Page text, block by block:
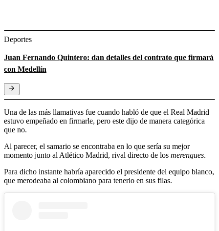
Deportes
Juan Fernando Quintero: dan detalles del contrato que firmará
con Medellín
Una de las más llamativas fue cuando habló de que el Real Madrid
estuvo empeñado en firmarle, pero este dijo de manera categórica
que no.
Al parecer, el samario se encontraba en lo que sería su mejor
momento junto al Atlético Madrid, rival directo de los merengues.
Para dicho instante habría aparecido el presidente del equipo blanco,
que merodeaba al colombiano para tenerlo en sus filas.